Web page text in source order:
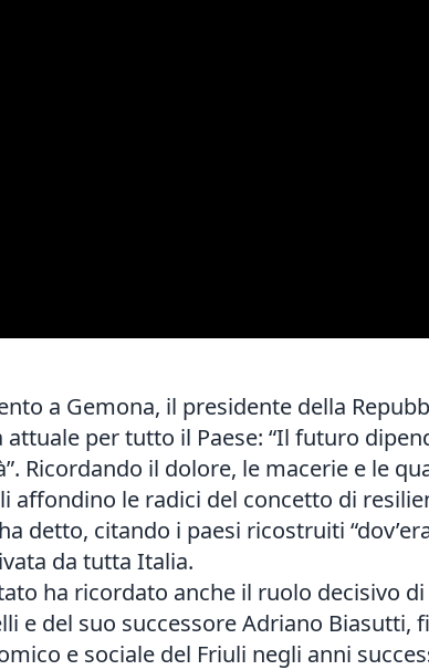
a Gemona, il presidente della
attuale per tutto il Paese: “Il futuro
Ricordando il dolore, le macerie e le
affondino le radici del concetto di
detto, citando i paesi ricostruiti
da tutta Italia.
ha ricordato anche il ruolo decisivo
e del suo successore Adriano
e sociale del Friuli negli anni